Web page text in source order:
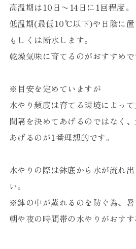
高温期は10日〜14日に1回程度。
低温期(最低10℃以下)や日陰に置
もしくは断水します。
乾燥気味に育てるのがおすすめで
※目安を定めていますが
水やり頻度は育てる環境によって
間隔を決めてあげるのではなく
あげるのが1番理想的です。
水やりの際は鉢底から水が流れ
い。
※鉢の中が蒸れるのを防ぐ為、暑
朝や夜の時間帯の水やりがおすす